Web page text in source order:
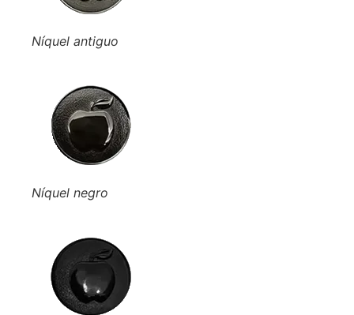
Níquel antiguo
Níquel negro